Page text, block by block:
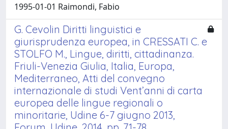
1995-01-01 Raimondi, Fabio
G. Cevolin Diritti linguistici e
giurisprudenza europea, in CRESSATI C. e
STOLFO M., Lingue, diritti, cittadinanza.
Friuli-Venezia Giulia, Italia, Europa,
Mediterraneo, Atti del convegno
internazionale di studi Vent’anni di carta
europea delle lingue regionali o
minoritarie, Udine 6-7 giugno 2013,